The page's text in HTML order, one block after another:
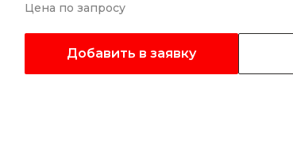
Цена по запросу
Добавить в заявку